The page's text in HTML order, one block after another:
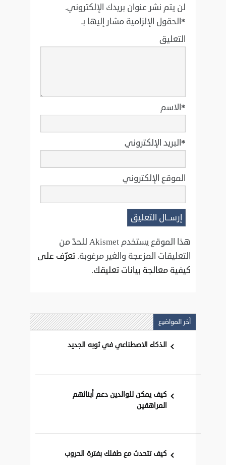
لن يتم نشر عنوان بريدك الإلكتروني.
الحقول الإلزامية مشار إليها بـ*
التعليق
الاسم*
البريد الإلكتروني*
الموقع الإلكتروني
هذا الموقع يستخدم Akismet للحدّ من
التعليقات المزعجة والغير مرغوبة. تعرّف على
كيفية معالجة بيانات تعليقك.
آخر المواضيع
الذكاء الاصطناعي في ثوبه الجديد
كيف يمكن للوالدين دعم أبنائهم
المراهقين
كيف تتحدث مع طفلك بفترة الحروب